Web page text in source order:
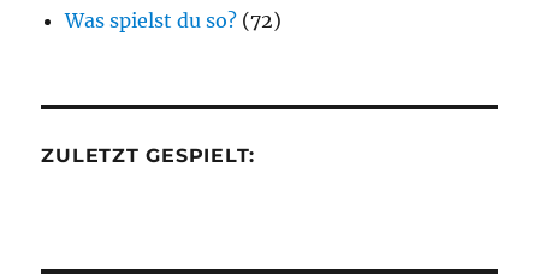
Was spielst du so? (72)
ZULETZT GESPIELT: